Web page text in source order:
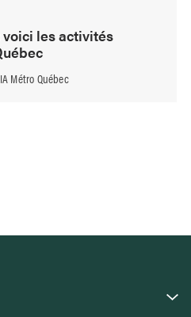
les activités
Métro Québec